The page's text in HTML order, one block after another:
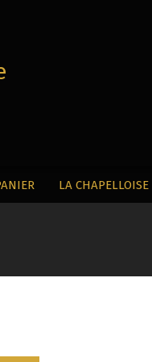
LA CHAPELLOISE